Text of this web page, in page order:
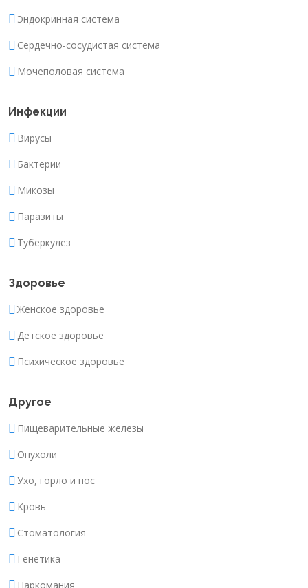
Эндокринная система
Сердечно-сосудистая система
Мочеполовая система
Инфекции
Вирусы
Бактерии
Микозы
Паразиты
Туберкулез
Здоровье
Женское здоровье
Детское здоровье
Психическое здоровье
Другое
Пищеварительные железы
Опухоли
Ухо, горло и нос
Кровь
Стоматология
Генетика
Наркомания